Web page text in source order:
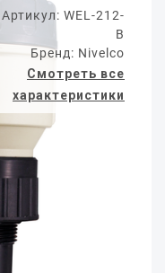
Артикул: WEL-212-
B
Бренд: Nivelco
Смотреть все
характеристики